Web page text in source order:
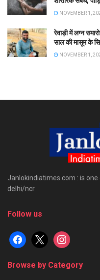
NOVEMBER 1,
रेवाड़ी में लग्न
साल की मासूम के
NOVEMBER 1,
Janlokindiatimes.com : is
delhi/ncr
Follow us
facebook
x instagram
Browse by Category